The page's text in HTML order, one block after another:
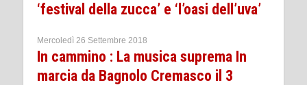
‘festival della zucca’ e ‘l’oasi dell’uva’
Mercoledì 26 Settembre 2018
In cammino : La musica suprema In
marcia da Bagnolo Cremasco il 3